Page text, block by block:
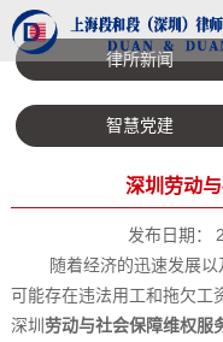
律所新闻
智慧党建
深圳劳动
发布日期：
随着经济的迅速发展
可能存在违法用工和拖欠工
深圳 劳动与社会保障维权服